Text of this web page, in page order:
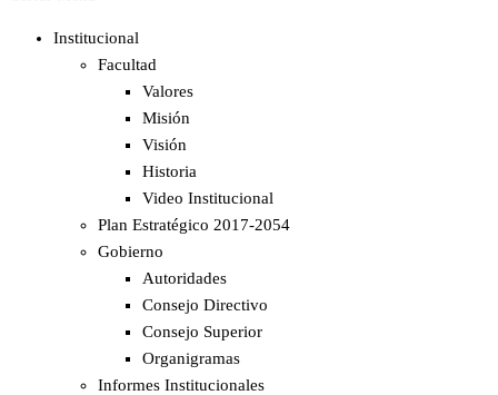
Institucional
Facultad
Valores
Misión
Visión
Historia
Video Institucional
Plan Estratégico 2017-2054
Gobierno
Autoridades
Consejo Directivo
Consejo Superior
Organigramas
Informes Institucionales